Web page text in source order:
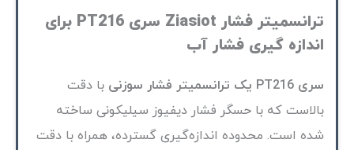
ترانسمیتر فشار Ziasiot سری PT216 برای
اندازه گیری فشار آب
سری PT216 یک ترانسمیتر فشار سوزنی
با دقت
بالاست که با حسگر فشار دیفیوز سیلیکونی ساخته
شده است. محدوده اندازه‌گیری گسترده‌، همراه با دقت